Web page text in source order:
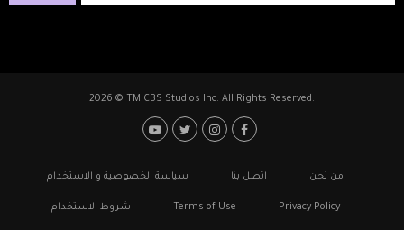
2026 © TM CBS Studios Inc. All Rights Reserved.
Footer: Social Media
Footerمن نحن اتصل بنا سياسة الخصوصية و الاستخدام
Privacy Policy
Terms of Use شروط الاستخدام